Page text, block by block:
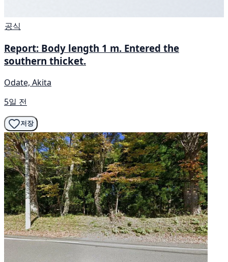
공식
Report: Body length 1 m. Entered the
southern thicket.
Odate, Akita
5일 전
저장